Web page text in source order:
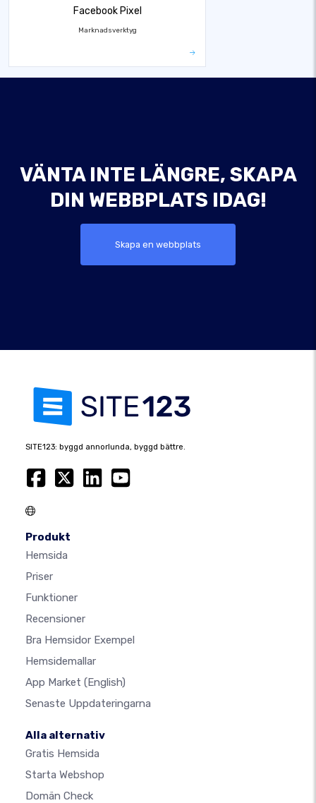
Facebook Pixel
Marknadsverktyg
VÄNTA INTE LÄNGRE, SKAPA
DIN WEBBPLATS IDAG!
Skapa en webbplats
SITE123: byggd annorlunda, byggd bättre.
Produkt
Hemsida
Priser
Funktioner
Recensioner
Bra Hemsidor Exempel
Hemsidemallar
App Market (English)
Senaste Uppdateringarna
Alla alternativ
Gratis Hemsida
Starta Webshop
Domän Check